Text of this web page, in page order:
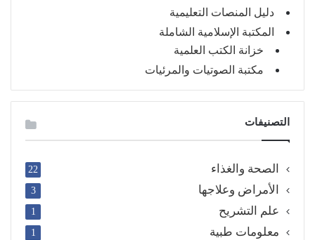
دليل المنصات التعليمية
المكتبة الإسلامية الشاملة
خزانة الكتب العلمية
مكتبة الصوتيات والمرئيات
التصنيفات
الصحة والغذاء 22
الأمراض وعلاجها 3
علم التشريح 1
معلومات طبية 1